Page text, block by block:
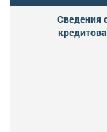
Сведения